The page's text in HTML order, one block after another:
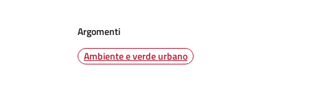
Argomenti
Ambiente e verde urbano